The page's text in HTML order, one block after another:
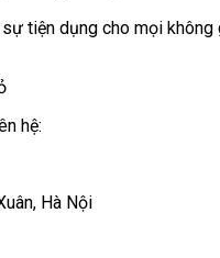
tiện dụng cho mọi
hệ:
Hà Nội